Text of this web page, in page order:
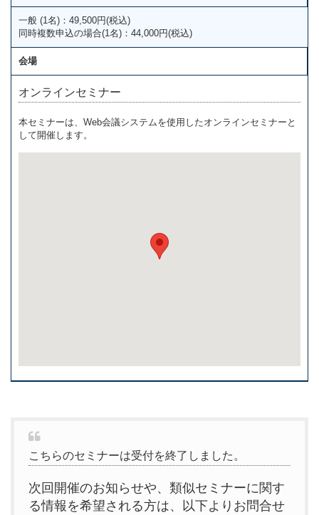
一般 (1名)：49,500円(税込)
同時複数申込の場合(1名)：44,000円(税込)
会場
オンラインセミナー
本セミナーは、Web会議システムを使用したオンラインセミナーと
して開催します。
こちらのセミナーは受付を終了しました。
次回開催のお知らせや、類似セミナーに関す
る情報を希望される方は、以下よりお問合せ